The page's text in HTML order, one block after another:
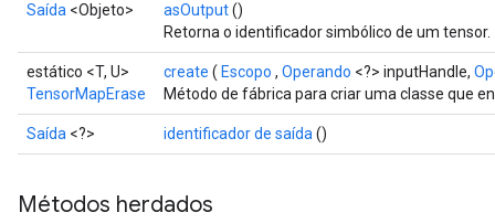
Saída <Objeto> asOutput()
Retorna o identificador simbólico de um tensor.
estático <T, U>
TensorMapErase
create ( Escopo , Operando <?> inputHandle,
Método de fábrica para criar uma classe que
Saída <?> identificador de saída ()
Métodos herdados